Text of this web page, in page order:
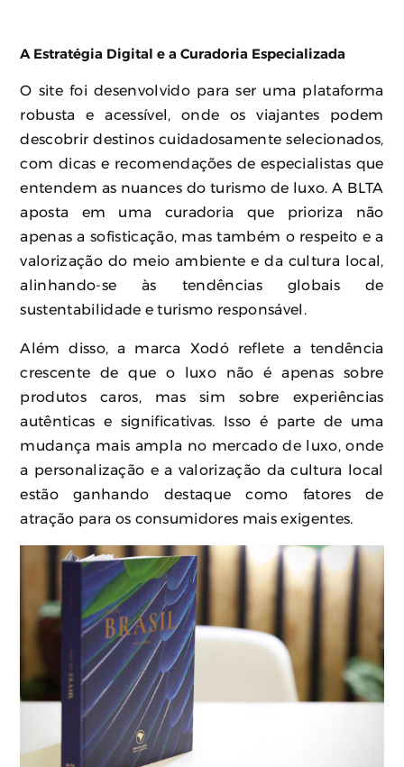
A Estratégia Digital e a Curadoria Especializada
O site foi desenvolvido para ser uma plataforma
robusta e acessível, onde os viajantes podem
descobrir destinos cuidadosamente selecionados,
com dicas e recomendações de especialistas que
entendem as nuances do turismo de luxo. A BLTA
aposta em uma curadoria que prioriza não
apenas a sofisticação, mas também o respeito e a
valorização do meio ambiente e da cultura local,
alinhando-se às tendências globais de
sustentabilidade e turismo responsável.
Além disso, a marca Xodó reflete a tendência
crescente de que o luxo não é apenas sobre
produtos caros, mas sim sobre experiências
autênticas e significativas. Isso é parte de uma
mudança mais ampla no mercado de luxo, onde
a personalização e a valorização da cultura local
estão ganhando destaque como fatores de
atração para os consumidores mais exigentes.